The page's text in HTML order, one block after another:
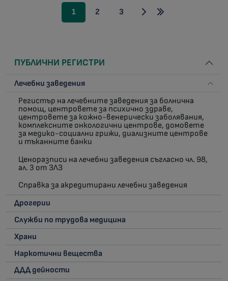
1 2 3
ПУБЛИЧНИ РЕГИСТРИ
Лечебни заведения
Регистър на лечебните заведения за болнична
помощ, центровете за психично здраве,
центровете за кожно-венерически заболявания,
комплексните онкологични центрове, домовете
за медико-социални грижи, диализните центрове
и тъканните банки
Ценоразписи на лечебни заведения съгласно чл. 98,
ал. 3 от ЗЛЗ
Справка за акредитирани лечебни заведения
Дрогерии
Служби по трудова медицина
Храни
Наркотични вещества
ДДД дейности